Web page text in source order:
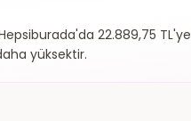
22.889,75
yüksektir.